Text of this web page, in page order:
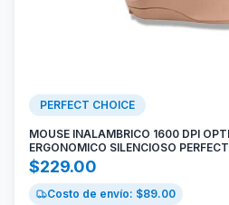
PERFECT CHOICE
MOUSE INALAMBRICO 1600 DPI
ERGONOMICO SILENCIOSO
$229.00
Costo de envío: $89.00